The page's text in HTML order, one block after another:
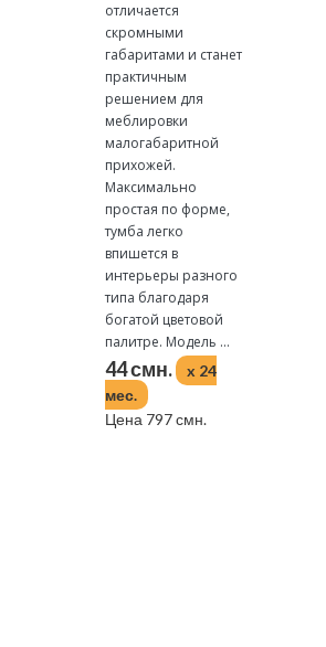
отличается
скромными
габаритами и станет
практичным
решением для
меблировки
малогабаритной
прихожей.
Максимально
простая по форме,
тумба легко
впишется в
интерьеры разного
типа благодаря
богатой цветовой
палитре. Модель ...
44 смн.
x 24
мес.
Цена 797 смн.